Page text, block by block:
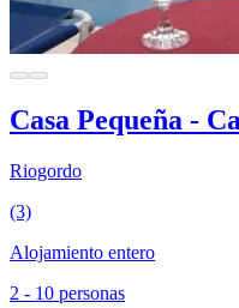
Casa Pequeña -
Riogordo
(3)
Alojamiento entero
2 - 10 personas